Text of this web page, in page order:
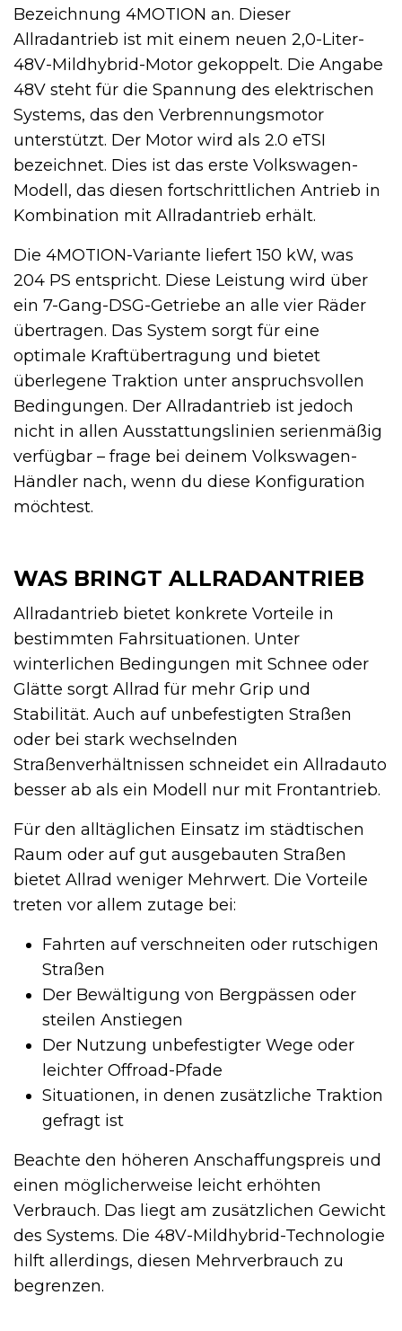
Bezeichnung 4MOTION an. Dieser
Allradantrieb ist mit einem neuen 2,0-Liter-
48V-Mildhybrid-Motor gekoppelt. Die Angabe
48V steht für die Spannung des elektrischen
Systems, das den Verbrennungsmotor
unterstützt. Der Motor wird als 2.0 eTSI
bezeichnet. Dies ist das erste Volkswagen-
Modell, das diesen fortschrittlichen Antrieb in
Kombination mit Allradantrieb erhält.
Die 4MOTION-Variante liefert 150 kW, was
204 PS entspricht. Diese Leistung wird über
ein 7-Gang-DSG-Getriebe an alle vier Räder
übertragen. Das System sorgt für eine
optimale Kraftübertragung und bietet
überlegene Traktion unter anspruchsvollen
Bedingungen. Der Allradantrieb ist jedoch
nicht in allen Ausstattungslinien serienmäßig
verfügbar – frage bei deinem Volkswagen-
Händler nach, wenn du diese Konfiguration
möchtest.
WAS BRINGT ALLRADANTRIEB
Allradantrieb bietet konkrete Vorteile in
bestimmten Fahrsituationen. Unter
winterlichen Bedingungen mit Schnee oder
Glätte sorgt Allrad für mehr Grip und
Stabilität. Auch auf unbefestigten Straßen
oder bei stark wechselnden
Straßenverhältnissen schneidet ein Allradauto
besser ab als ein Modell nur mit Frontantrieb.
Für den alltäglichen Einsatz im städtischen
Raum oder auf gut ausgebauten Straßen
bietet Allrad weniger Mehrwert. Die Vorteile
treten vor allem zutage bei:
Fahrten auf verschneiten oder rutschigen
Straßen
Der Bewältigung von Bergpässen oder
steilen Anstiegen
Der Nutzung unbefestigter Wege oder
leichter Offroad-Pfade
Situationen, in denen zusätzliche Traktion
gefragt ist
Beachte den höheren Anschaffungspreis und
einen möglicherweise leicht erhöhten
Verbrauch. Das liegt am zusätzlichen Gewicht
des Systems. Die 48V-Mildhybrid-Technologie
hilft allerdings, diesen Mehrverbrauch zu
begrenzen.